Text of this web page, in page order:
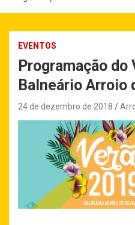
EVENTOS
Programação do
Balneário Arroio
24 de dezembro de 2018